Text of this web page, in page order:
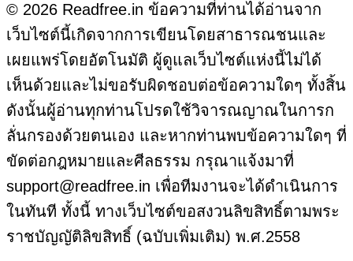
© 2026 Readfree.in ข้อความที่ท่านได้อ่านจาก
เว็บไซต์นี้เกิดจากการเขียนโดยสาธารณชนและ
เผยแพร่โดยอัตโนมัติ ผู้ดูแลเว็บไซต์แห่งนี้ไม่ได้
เห็นด้วยและไม่ขอรับผิดชอบต่อข้อความใดๆ ทั้งสิ้น
ดังนั้นผู้อ่านทุกท่านโปรดใช้วิจารณญาณในการก
ลั่นกรองด้วยตนเอง และหากท่านพบข้อความใดๆ ที่
ขัดต่อกฎหมายและศีลธรรม กรุณาแจ้งมาที่
support@readfree.in เพื่อทีมงานจะได้ดำเนินการ
ในทันที ทั้งนี้ ทางเว็บไซต์ขอสงวนลิขสิทธิ์ตามพระ
ราชบัญญัติลิขสิทธิ์ (ฉบับเพิ่มเติม) พ.ศ.2558